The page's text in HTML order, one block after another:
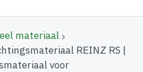
materiaal
REINZ RS |
voor